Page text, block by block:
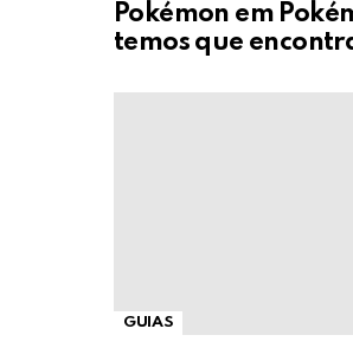
Pokémon em
temos que
GUIAS